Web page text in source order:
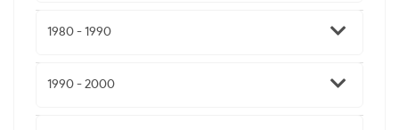
1980 - 1990
1990 - 2000